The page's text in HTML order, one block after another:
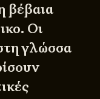
βέβαια
Οι
γλώσσα